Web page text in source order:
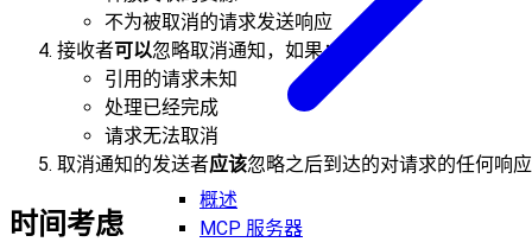
概述
MCP 服务器
不为被取消的请求发送响应
接收者可以忽略取消通知，如果：
引用的请求未知
处理已经完成
请求无法取消
取消通知的发送者应该忽略之后到达的对请求的任何响应
时间考虑